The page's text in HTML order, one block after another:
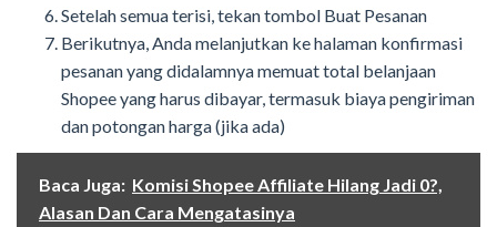
Setelah semua terisi, tekan tombol Buat Pesanan
Berikutnya, Anda melanjutkan ke halaman konfirmasi
pesanan yang didalamnya memuat total belanjaan
Shopee yang harus dibayar, termasuk biaya pengiriman
dan potongan harga (jika ada)
Baca Juga: Komisi Shopee Affiliate Hilang Jadi 0?,
Alasan Dan Cara Mengatasinya